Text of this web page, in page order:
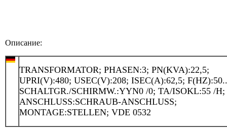
Описание:
TRANSFORMATOR; PHASEN:3; PN(KVA):22,5;
UPRI(V):480; USEC(V):208; ISEC(A):62,5;
SCHALTGR./SCHIRMW.:YYN0 /0; TA/ISOKL:55 /H;
ANSCHLUSS:SCHRAUB-ANSCHLUSS;
MONTAGE:STELLEN; VDE 0532